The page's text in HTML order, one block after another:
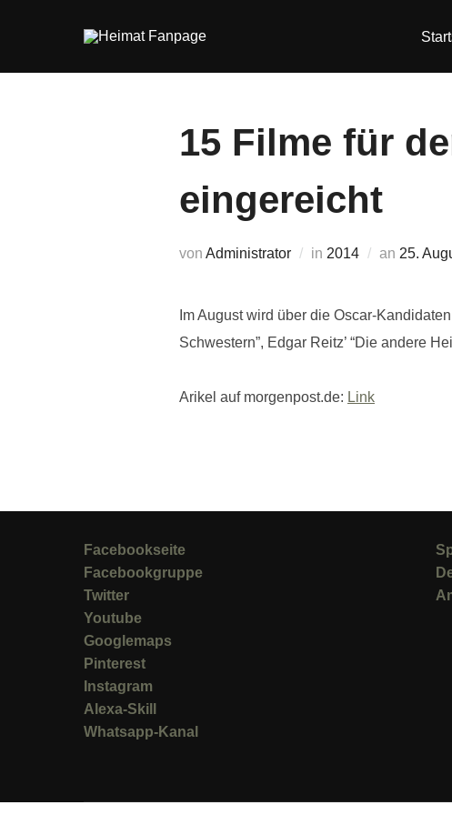
15 Filme für
eingereicht
von Administrator in 2014 an 25.
Im August wird über die Oscar-
Schwestern”, Edgar Reitz’ “Die andere
Arikel auf morgenpost.de: Link
Facebookseite
Facebookgruppe
Twitter
Youtube
Googlemaps
Pinterest
Instagram
Alexa-Skill
Whatsapp-Kanal